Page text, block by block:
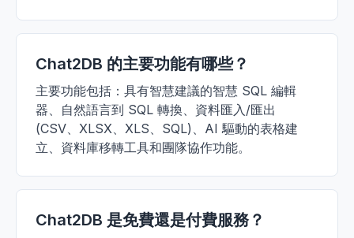
Chat2DB 的主要功能有哪些？
主要功能包括：具有智慧建議的智慧 SQL 編輯
器、自然語言到 SQL 轉換、資料匯入/匯出
(CSV、XLSX、XLS、SQL)、AI 驅動的表格建
立、資料庫移轉工具和團隊協作功能。
Chat2DB 是免費還是付費服務？